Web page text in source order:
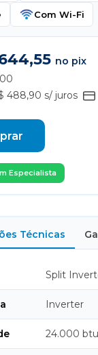
Com Wi-Fi
no pix
488,90 s/ juros
Especialista
Técnicas
Split
Inverter
24.000